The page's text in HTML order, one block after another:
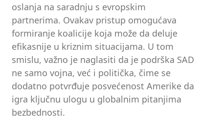
oslanja na saradnju s evropskim
partnerima. Ovakav pristup omogućava
formiranje koalicije koja može da deluje
efikasnije u kriznim situacijama. U tom
smislu, važno je naglasiti da je podrška SAD
ne samo vojna, već i politička, čime se
dodatno potvrđuje posvećenost Amerike da
igra ključnu ulogu u globalnim pitanjima
bezbednosti.